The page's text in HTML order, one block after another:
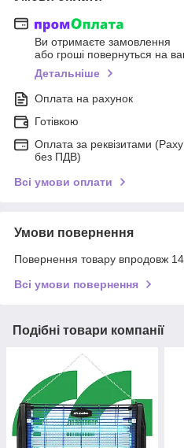
Ви отримаєте замовлення
або гроші повернуться на
Детальніше
Оплата на рахунок
Готівкою
Оплата за реквізитами
без ПДВ)
Всі умови оплати
Умови повернення
Повернення товару впродовж 14
Всі умови повернення
Подібні товари компанії